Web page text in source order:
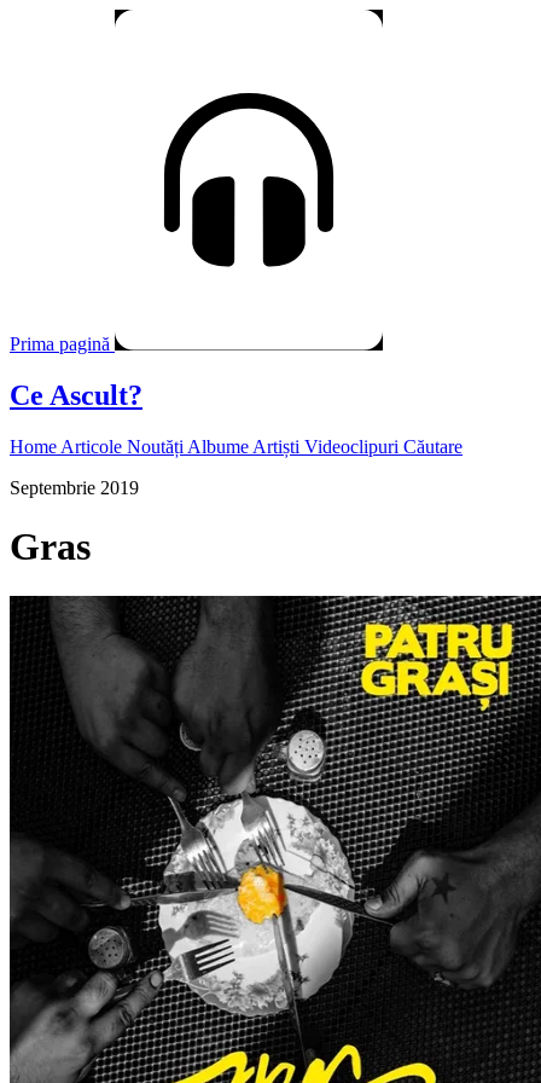
Prima pagină
Ce Ascult?
Home Articole Noutăți Albume Artiști Videoclipuri Căutare
Septembrie 2019
Gras
Pagina externă
Pagina externă
Pagina externă
4
Pagina externă
Pagina externă Pagina externă
Pagina
Pagina externă